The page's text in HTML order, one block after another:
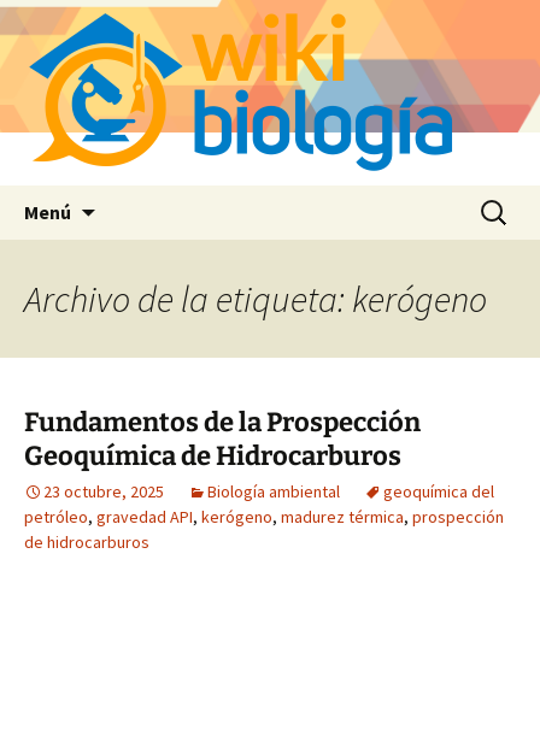
Menú Buscar:
Archivo de la etiqueta: kerógeno
Fundamentos de la Prospección
Geoquímica de Hidrocarburos
23 octubre, 2025 Biología ambiental
geoquímica del
petróleo, gravedad API, kerógeno, madurez térmica, prospección
de hidrocarburos